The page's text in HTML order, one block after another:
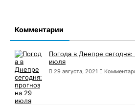
Комментарии
Погода в Днепре сегодня:
июля
29 августа, 2021